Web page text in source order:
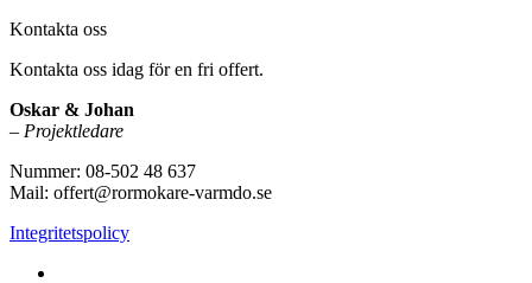
Kontakta oss
Kontakta oss idag för en fri offert.
Oskar & Johan
– Projektledare
Nummer: 08-502 48 637
Mail: offert@rormokare-varmdo.se
Integritetspolicy